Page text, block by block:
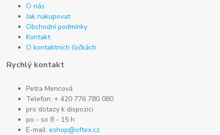
O nás
Jak nakupovat
Obchodní podmínky
Kontakt
O kontaktních čočkách
Rychlý kontakt
Petra Mencová
Telefon: + 420 776 780 080
pro dotazy k dispozici
po - so 8 - 15 h
E-mail:eshop@oftex.cz